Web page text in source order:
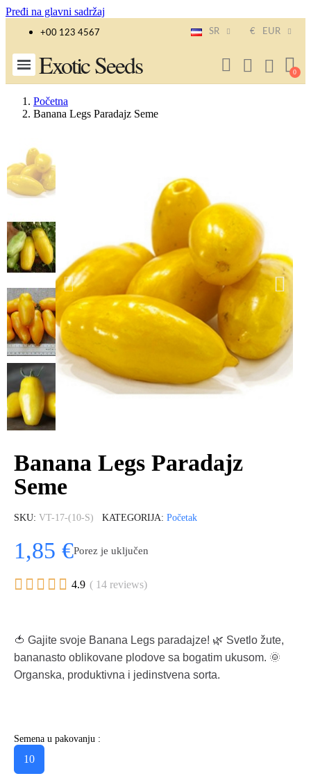
Pređi na glavni sadržaj
+00 123 4567 SR € EUR
Exotic Seeds
Početna
Banana Legs Paradajz Seme
Banana Legs Paradajz
Seme
SKU VT-17-(10-S) KATEGORIJA Početak
1,85 €Porez je uključen
     4.9 ( 14 reviews)
🍅 Gajite svoje Banana Legs paradajze! 🌿 Svetlo žute,
bananasto oblikovane plodove sa bogatim ukusom. 🌞
Organska, produktivna i jedinstvena sorta.
Semena u pakovanju :
10